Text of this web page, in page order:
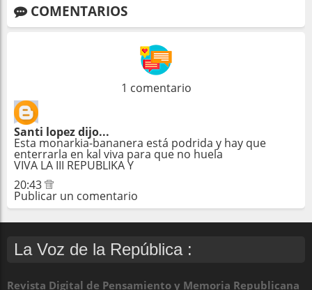
COMENTARIOS
1 comentario
Santi lopezdijo...
Esta monarkia-bananera está podrida y hay que
enterrarla en kal viva para que no huela
VIVA LA III REPUBLIKA Y
20:43
Publicar un comentario
La Voz de la República :
Revista Digital de Pensamiento y Memoria Republicana